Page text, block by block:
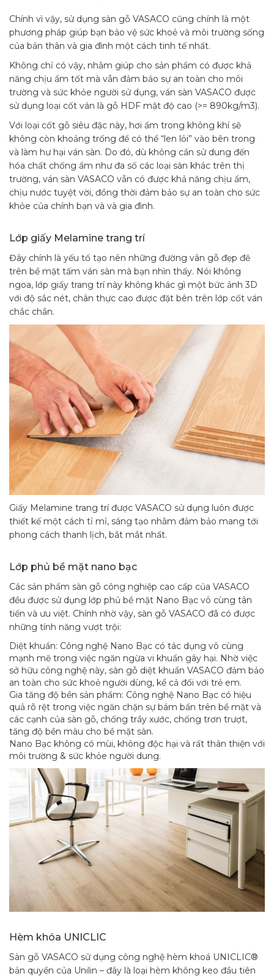
Chính vì vậy, sử dụng sàn gỗ VASACO cũng chính là một
phương pháp giúp bạn bảo vệ sức khoẻ và môi trường sống
của bản thân và gia đình một cách tinh tế nhất.
Không chỉ có vậy, nhằm giúp cho sản phẩm có được khả
năng chịu ẩm tốt mà vẫn đảm bảo sự an toàn cho môi
trường và sức khỏe người sử dụng, ván sàn VASACO được
sử dụng loại cốt ván là gỗ HDF mật độ cao (>= 890kg/m3).
Với loại cốt gỗ siêu đặc này, hơi ẩm trong không khí sẽ
không còn khoảng trống để có thể “len lỏi” vào bên trong
và làm hư hại ván sàn. Do đó, dù không cần sử dung đến
hóa chất chống ẩm như đa số các loại sàn khác trên thị
trường, ván sàn VASACO vẫn có được khả năng chịu ẩm,
chịu nước tuyệt vời, đồng thời đảm bảo sự an toàn cho sức
khỏe của chính bạn và và gia đình.
Lớp giấy Melamine trang trí
Đây chính là yếu tố tạo nên những đường vân gỗ đẹp đẽ
trên bề mặt tấm ván sàn mà bạn nhìn thấy. Nói không
ngoa, lớp giấy trang trí này không khác gì một bức ảnh 3D
với độ sắc nét, chân thực cao được đặt bên trên lớp cốt ván
chắc chắn.
Giấy Melamine trang trí được VASACO sử dụng luôn được
thiết kế một cách tỉ mỉ, sáng tạo nhằm đảm bảo mang tới
phong cách thanh lịch, bắt mắt nhất.
Lớp phủ bề mặt nano bạc
Các sản phẩm sàn gỗ công nghiệp cao cấp của VASACO
đều được sử dụng lớp phủ bề mặt Nano Bạc vô cùng tân
tiến và ưu việt. Chính nhờ vậy, sàn gỗ VASACO đã có được
những tính năng vượt trội:
Diệt khuẩn: Công nghệ Nano Bạc có tác dụng vô cùng
mạnh mẽ trong việc ngăn ngừa vi khuẩn gây hại. Nhờ việc
sở hữu công nghệ này, sàn gỗ diệt khuẩn VASACO đảm bảo
an toàn cho sức khoẻ người dùng, kể cả đối với trẻ em.
Gia tăng độ bền sản phẩm: Công nghệ Nano Bạc có hiệu
quả rõ rệt trong việc ngăn chặn sự bám bẩn trên bề mặt và
các cạnh của sàn gỗ, chống trầy xước, chống trơn trượt,
tăng độ bền màu cho bề mặt sàn.
Nano Bạc không có mùi, không độc hại và rất thân thiện với
môi trường & sức khỏe người dung.
Hèm khóa UNICLIC
Sàn gỗ VASACO sử dụng công nghệ hèm khoá UNICLIC®
bản quyền của Unilin – đây là loại hèm không keo đầu tiên